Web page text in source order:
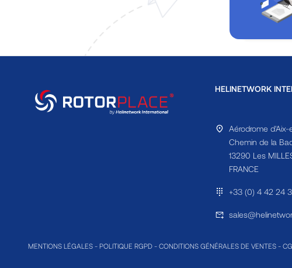
HELINETWORK
Aérodrome
Chemin de la
13290 Les
FRANCE
+33 (0) 4 42 24
MENTIONS LÉGALES - POLITIQUE RGPD - CONDITIONS GÉNÉRALES DE VENTES -